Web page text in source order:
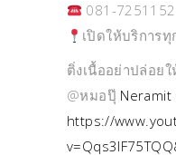
081-7251152
เปิดให้บริการ
ติ่งเนื้ออย่าปล่อย
@หมอปุ๊ Neramit
https://